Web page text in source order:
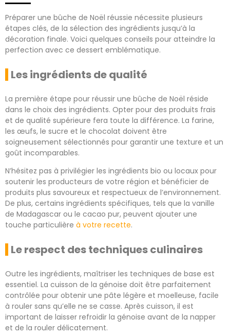
Préparer une bûche de Noël réussie nécessite plusieurs
étapes clés, de la sélection des ingrédients jusqu’à la
décoration finale. Voici quelques conseils pour atteindre la
perfection avec ce dessert emblématique.
Les ingrédients de qualité
La première étape pour réussir une bûche de Noël réside
dans le choix des ingrédients. Opter pour des produits frais
et de qualité supérieure fera toute la différence. La farine,
les œufs, le sucre et le chocolat doivent être
soigneusement sélectionnés pour garantir une texture et un
goût incomparables.
N’hésitez pas à privilégier les ingrédients bio ou locaux pour
soutenir les producteurs de votre région et bénéficier de
produits plus savoureux et respectueux de l’environnement.
De plus, certains ingrédients spécifiques, tels que la vanille
de Madagascar ou le cacao pur, peuvent ajouter une
touche particulière à votre recette.
Le respect des techniques culinaires
Outre les ingrédients, maîtriser les techniques de base est
essentiel. La cuisson de la génoise doit être parfaitement
contrôlée pour obtenir une pâte légère et moelleuse, facile
à rouler sans qu’elle ne se casse. Après cuisson, il est
important de laisser refroidir la génoise avant de la napper
et de la rouler délicatement.